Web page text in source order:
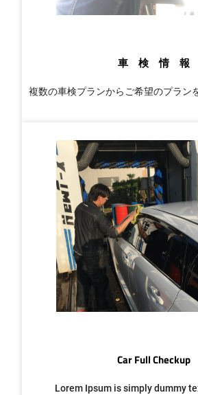
車 検 情 報
複数の車検プランからご希望のプラン
Car Full Checkup
Lorem Ipsum is simply dummy